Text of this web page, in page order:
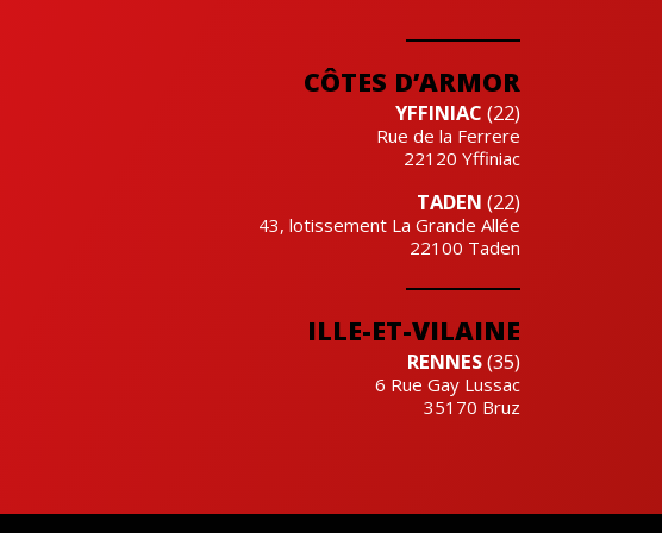
CÔTES D’ARMOR
YFFINIAC (22)
Rue de la Ferrere
22120 Yffiniac
TADEN (22)
43, lotissement La Grande Allée
22100 Taden
ILLE-ET-VILAINE
RENNES(35)
6 Rue Gay Lussac
35170 Bruz